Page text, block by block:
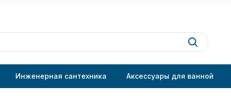
Инженерная сантехника Аксессуары для ванной